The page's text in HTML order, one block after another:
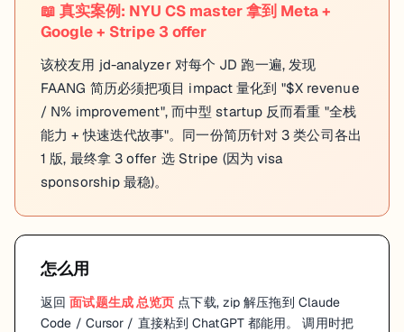
📖 真实案例: NYU CS master 拿到 Meta +
Google + Stripe 3 offer
该校友用 jd-analyzer 对每个 JD 跑一遍, 发现
FAANG 简历必须把项目 impact 量化到 "$X revenue
/ N% improvement", 而中型 startup 反而看重 "全栈
能力 + 快速迭代故事"。同一份简历针对 3 类公司各出
1 版, 最终拿 3 offer 选 Stripe (因为 visa
sponsorship 最稳)。
怎么用
返回 面试题生成总览页 点下载, zip 解压拖到 Claude
Code / Cursor / 直接粘到 ChatGPT 都能用。 调用时把